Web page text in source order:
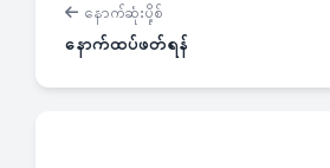
နောက်ဆုံးပို့စ်
နောက်ထပ်ဖတ်ရန်